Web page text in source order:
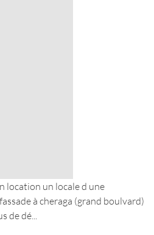
location un locale d une
à cheraga (grand boulvard)
de dé...